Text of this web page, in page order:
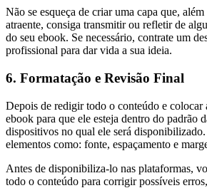
Não se esqueça de criar uma capa que,
atraente, consiga transmitir ou refletir de
do seu ebook. Se necessário, contrate um
profissional para dar vida a sua ideia.
6. Formatação e Revisão Final
Depois de redigir todo o conteúdo e colocar
ebook para que ele esteja dentro do padrão
dispositivos no qual ele será
elementos como: fonte, espaçamento e
Antes de disponibiliza-lo nas plataformas,
todo o conteúdo para corrigir possíveis